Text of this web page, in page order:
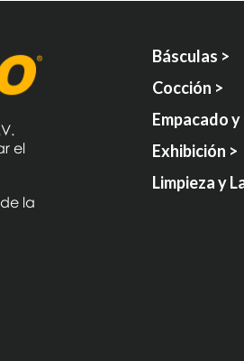
el
la
Básculas >
Cocción >
Empacado
Exhibición >
Limpieza y